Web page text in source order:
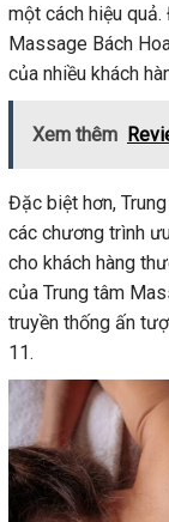
một cách hiệu
Massage Bách
của nhiều khách
Xem thêm
Đặc biệt hơn,
các chương trình
cho khách hàng
của Trung tâm
truyền thống ấn
11.